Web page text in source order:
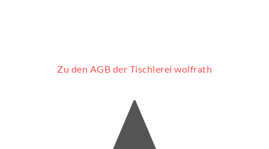
Zu den AGB der Tischlerei wolfrath